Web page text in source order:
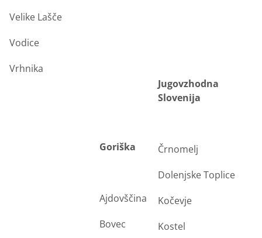
Velike Lašče
Vodice
Vrhnika
Goriška
Ajdovščina
Bovec
Jugovzhodna
Slovenija
Črnomelj
Dolenjske Toplice
Kočevje
Kostel